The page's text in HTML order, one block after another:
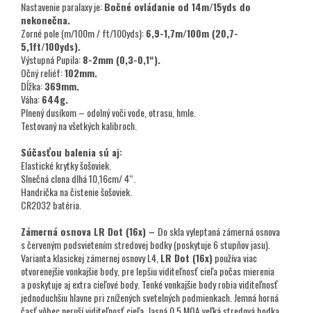
Nastavenie paralaxy je:Bočné ovládanie od 14m/15yds do
nekonečna.
Zorné pole (m/100m / ft/100yds):6,9-1,7m/100m (20,7-
5,1ft/100yds).
Výstupná Pupila:8-2mm (0,3-0,1“).
Očný reliéf:102mm.
Dĺžka:369mm.
Váha:644g.
Plnený dusíkom – odolný voči vode, otrasu, hmle.
Testovaný na všetkých kalibroch.
Súčasťou balenia sú aj:
Elastické krytky šošoviek.
Slnečná clona dlhá 10,16cm/ 4“.
Handrička na čistenie šošoviek.
CR2032 batéria.
Zámerná osnova LR Dot (16x) – Do skla vyleptaná zámerná osnova
s červeným podsvietením stredovej bodky (poskytuje 6 stupňov jasu).
Varianta klasickej zámernej osnovy L4, LR Dot (16x)používa viac
otvorenejšie vonkajšie body, pre lepšiu viditeľnosť cieľa počas mierenia
a poskytuje aj extra cieľové body. Tenké vonkajšie body robia viditeľnosť
jednoduchšiu hlavne pri znížených svetelných podmienkach. Jemná horná